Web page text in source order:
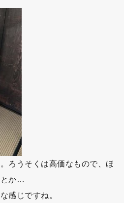
ろうそくは高価なもので、ほ
とか…
感じですね。